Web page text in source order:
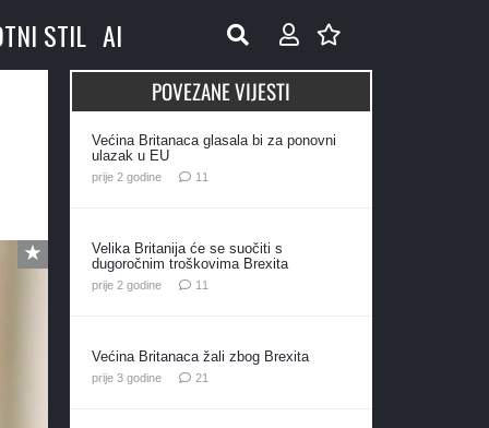
STIL AI
POVEZANE VIJESTI
Većina Britanaca glasala bi za ponovni
ulazak u EU
prije 2 godine 11
Velika Britanija će se suočiti s
dugoročnim troškovima Brexita
prije 2 godine 11
Većina Britanaca žali zbog Brexita
prije 3 godine 21